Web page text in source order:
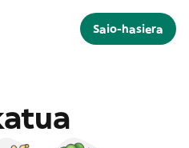
Saio-hasiera